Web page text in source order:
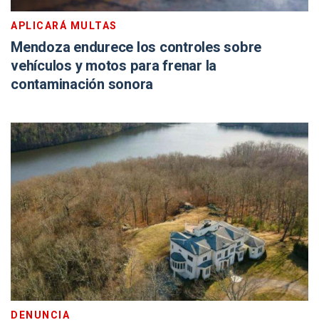
APLICARÁ MULTAS
Mendoza endurece los controles sobre
vehículos y motos para frenar la
contaminación sonora
DENUNCIA